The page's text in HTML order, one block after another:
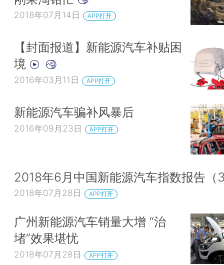
2018年07月14日 APP打开
【封面报道】新能源汽车补贴困
境
2016年03月11日 APP打开
新能源汽车骗补风暴后
2016年09月23日 APP打开
2018年6月中国新能源汽车指数报告（
2018年07月28日 APP打开
广州新能源汽车销量大增 “治
堵”效果堪忧
2018年07月28日 APP打开